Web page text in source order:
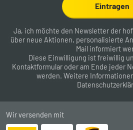
Eintragen
Ja, ich möchte den Newsletter der
über neue Aktionen, personalisierte
Mail informiert
Diese Einwilligung ist freiwillig
Kontaktformular oder am Ende jeder
werden. Weitere
Wir versenden mit